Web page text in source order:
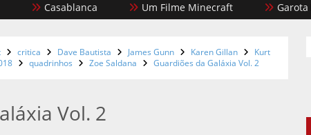
Casablanca Um Filme Minecraft Garota
critica Dave Bautista James Gunn Karen Gillan
Kurt
quadrinhos Zoe Saldana Guardiões da Galáxia Vol. 2
Vol. 2